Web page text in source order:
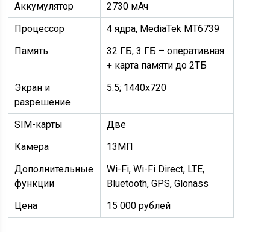
Аккумулятор
2730 мАч
Процессор
4 ядра, MediaTek MT6739
Память
32 ГБ, 3 ГБ – оперативная
+ карта памяти до 2ТБ
Экран и
разрешение
5.5; 1440х720
SIM-карты
Две
Камера
13МП
Дополнительные
функции
Wi-Fi, Wi-Fi Direct, LTE,
Bluetooth, GPS, Glonass
Цена
15 000 рублей